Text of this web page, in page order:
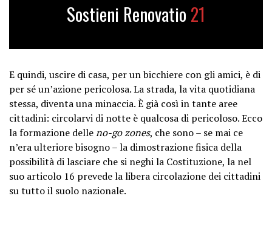
Sostieni Renovatio 21
E quindi, uscire di casa, per un bicchiere con gli amici, è di
per sé un’azione pericolosa. La strada, la vita quotidiana
stessa, diventa una minaccia. È già così in tante aree
cittadini: circolarvi di notte è qualcosa di pericoloso. Ecco
la formazione delleno-go zones, che sono – se mai ce
n’era ulteriore bisogno – la dimostrazione fisica della
possibilità di lasciare che si neghi la Costituzione, la nel
suo articolo 16 prevede la libera circolazione dei cittadini
su tutto il suolo nazionale.